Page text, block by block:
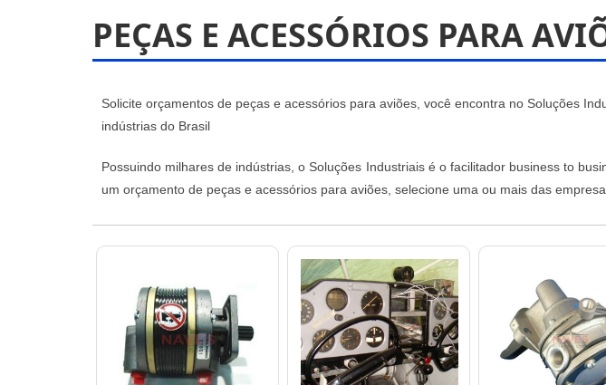
PEÇAS E ACESSÓRIOS PARA
Solicite orçamentos de peças e acessórios para aviões, você encontra no Soluções
indústrias do Brasil
Possuindo milhares de indústrias, o Soluções Industriais é o facilitador business to
um orçamento de peças e acessórios para aviões, selecione uma ou mais das